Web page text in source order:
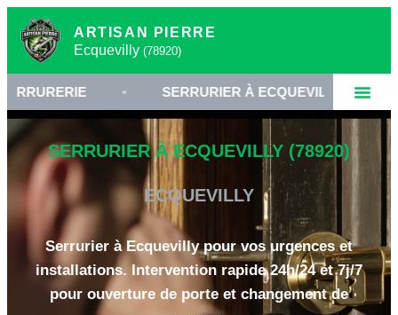
ARTISAN PIERRE
Ecquevilly (78920)
• SERRURIER À ECQUEVILLY •
SERRURIER À ECQUEVILLY (78920)
ECQUEVILLY
Serrurier à Ecquevilly pour vos urgences et
installations. Intervention rapide 24h/24 et 7j/7
pour ouverture de porte et changement de